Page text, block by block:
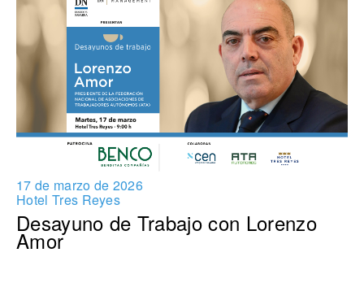
17 de marzo de 2026
Hotel Tres Reyes
Desayuno de Trabajo con Lorenzo
Amor